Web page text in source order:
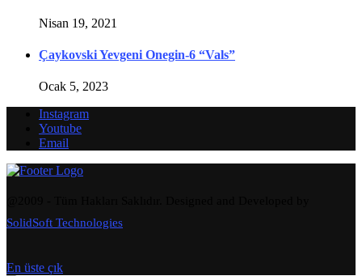
Nisan 19, 2021
Çaykovski Yevgeni Onegin-6 “Vals”
Ocak 5, 2023
Instagram
Youtube
Email
SolidSoft Technologies
En üste çık